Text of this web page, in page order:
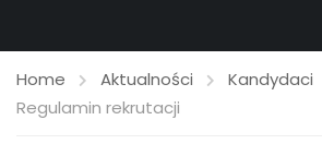
Home Aktualności
Kandydaci
Regulamin rekrutacji